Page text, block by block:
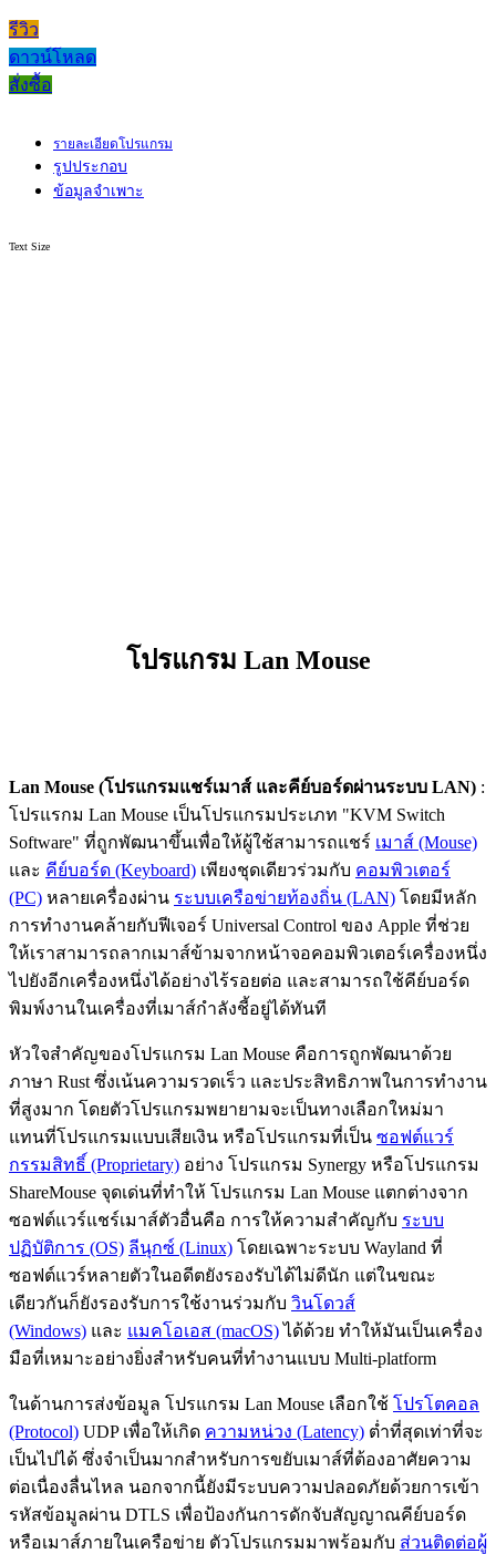
รีวิว
ดาวน์โหลด
สั่งซื้อ
รายละเอียดโปรแกรม
รูปประกอบ
ข้อมูลจำเพาะ
Text Size
โปรแกรม Lan Mouse
Lan Mouse (โปรแกรมแชร์เมาส์ และคีย์บอร์ดผ่านระบบ LAN) :
โปรแรกม Lan Mouse เป็นโปรแกรมประเภท "KVM Switch
Software" ที่ถูกพัฒนาขึ้นเพื่อให้ผู้ใช้สามารถแชร์ เมาส์ (Mouse)
และ คีย์บอร์ด (Keyboard) เพียงชุดเดียวร่วมกับ คอมพิวเตอร์
(PC) หลายเครื่องผ่าน ระบบเครือข่ายท้องถิ่น (LAN) โดยมีหลัก
การทำงานคล้ายกับฟีเจอร์ Universal Control ของ Apple ที่ช่วย
ให้เราสามารถลากเมาส์ข้ามจากหน้าจอคอมพิวเตอร์เครื่องหนึ่ง
ไปยังอีกเครื่องหนึ่งได้อย่างไร้รอยต่อ และสามารถใช้คีย์บอร์ด
พิมพ์งานในเครื่องที่เมาส์กำลังชี้อยู่ได้ทันที
หัวใจสำคัญของโปรแกรม Lan Mouse คือการถูกพัฒนาด้วย
ภาษา Rust ซึ่งเน้นความรวดเร็ว และประสิทธิภาพในการทำงาน
ที่สูงมาก โดยตัวโปรแกรมพยายามจะเป็นทางเลือกใหม่มา
แทนที่โปรแกรมแบบเสียเงิน หรือโปรแกรมที่เป็น ซอฟต์แวร์
กรรมสิทธิ์ (Proprietary) อย่าง โปรแกรม Synergy หรือโปรแกรม
ShareMouse จุดเด่นที่ทำให้ โปรแกรม Lan Mouse แตกต่างจาก
ซอฟต์แวร์แชร์เมาส์ตัวอื่นคือ การให้ความสำคัญกับ ระบบ
ปฏิบัติการ (OS) ลีนุกซ์ (Linux) โดยเฉพาะระบบ Wayland ที่
ซอฟต์แวร์หลายตัวในอดีตยังรองรับได้ไม่ดีนัก แต่ในขณะ
เดียวกันก็ยังรองรับการใช้งานร่วมกับ วินโดวส์
(Windows) และ แมคโอเอส (macOS)ได้ด้วย ทำให้มันเป็นเครื่อง
มือที่เหมาะอย่างยิ่งสำหรับคนที่ทำงานแบบ Multi-platform
ในด้านการส่งข้อมูล โปรแกรม Lan Mouse เลือกใช้ โปรโตคอล
(Protocol) UDP เพื่อให้เกิด ความหน่วง (Latency) ต่ำที่สุดเท่าที่จะ
เป็นไปได้ ซึ่งจำเป็นมากสำหรับการขยับเมาส์ที่ต้องอาศัยความ
ต่อเนื่องลื่นไหล นอกจากนี้ยังมีระบบความปลอดภัยด้วยการเข้า
รหัสข้อมูลผ่าน DTLS เพื่อป้องกันการดักจับสัญญาณคีย์บอร์ด
หรือเมาส์ภายในเครือข่าย ตัวโปรแกรมมาพร้อมกับ ส่วนติดต่อผู้